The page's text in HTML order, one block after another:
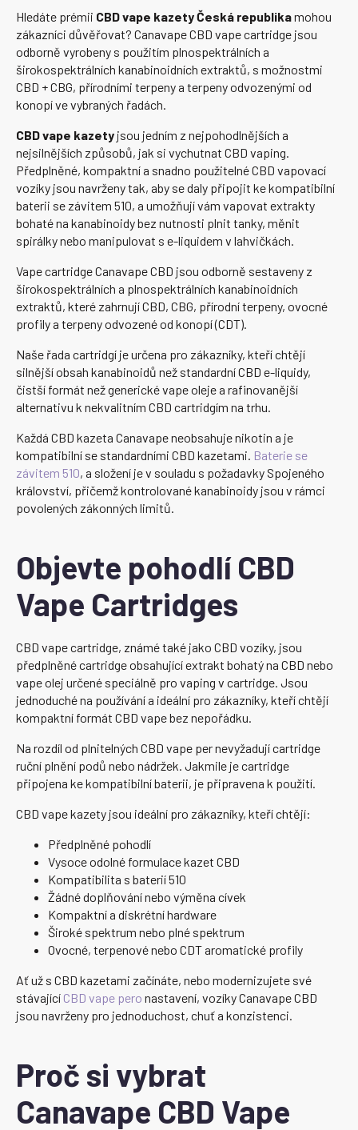
Hledáte prémii CBD vape kazety Česká republikamohou
zákazníci důvěřovat? Canavape CBD vape cartridge jsou
odborně vyrobeny s použitím plnospektrálních a
širokospektrálních kanabinoidních extraktů, s možnostmi
CBD + CBG, přírodními terpeny a terpeny odvozenými od
konopí ve vybraných řadách.
CBD vape kazety jsou jedním z nejpohodlnějších a
nejsilnějších způsobů, jak si vychutnat CBD vaping.
Předplněné, kompaktní a snadno použitelné CBD vapovací
vozíky jsou navrženy tak, aby se daly připojit ke kompatibilní
baterii se závitem 510, a umožňují vám vapovat extrakty
bohaté na kanabinoidy bez nutnosti plnit tanky, měnit
spirálky nebo manipulovat s e-liquidem v lahvičkách.
Vape cartridge Canavape CBD jsou odborně sestaveny z
širokospektrálních a plnospektrálních kanabinoidních
extraktů, které zahrnují CBD, CBG, přírodní terpeny, ovocné
profily a terpeny odvozené od konopí (CDT).
Naše řada cartridgí je určena pro zákazníky, kteří chtějí
silnější obsah kanabinoidů než standardní CBD e-liquidy,
čistší formát než generické vape oleje a rafinovanější
alternativu k nekvalitním CBD cartridgím na trhu.
Každá CBD kazeta Canavape neobsahuje nikotin a je
kompatibilní se standardními CBD kazetami. Baterie se
závitem 510, a složení je v souladu s požadavky Spojeného
království, přičemž kontrolované kanabinoidy jsou v rámci
povolených zákonných limitů.
Objevte pohodlí CBD
Vape Cartridges
CBD vape cartridge, známé také jako CBD vozíky, jsou
předplněné cartridge obsahující extrakt bohatý na CBD nebo
vape olej určené speciálně pro vaping v cartridge. Jsou
jednoduché na používání a ideální pro zákazníky, kteří chtějí
kompaktní formát CBD vape bez nepořádku.
Na rozdíl od plnitelných CBD vape per nevyžadují cartridge
ruční plnění podů nebo nádržek. Jakmile je cartridge
připojena ke kompatibilní baterii, je připravena k použití.
CBD vape kazety jsou ideální pro zákazníky, kteří chtějí:
Předplněné pohodlí
Vysoce odolné formulace kazet CBD
Kompatibilita s baterií 510
Žádné doplňování nebo výměna cívek
Kompaktní a diskrétní hardware
Široké spektrum nebo plné spektrum
Ovocné, terpenové nebo CDT aromatické profily
Ať už s CBD kazetami začínáte, nebo modernizujete své
stávající CBD vape pero nastavení, vozíky Canavape CBD
jsou navrženy pro jednoduchost, chuť a konzistenci.
Proč si vybrat
Canavape CBD Vape